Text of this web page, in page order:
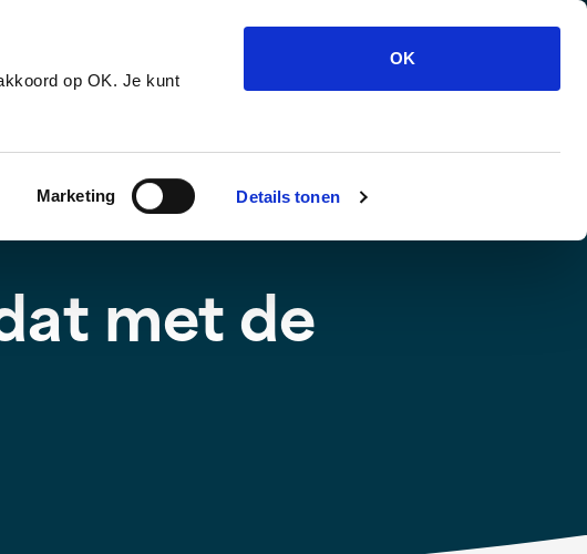
op OK. Je kunt
Marketing Details tonen
OK
Werken bijTeam
Tel: 033 8 009 970 Maak een afspraak
met de